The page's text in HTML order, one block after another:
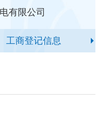
有限公司
工商登记信息